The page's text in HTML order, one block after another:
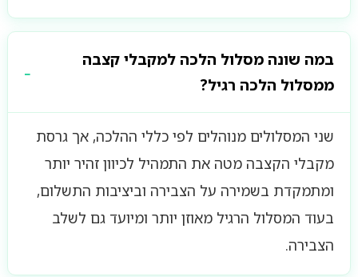
במה שונה מסלול הלכה למקבלי קצבה
ממסלול הלכה רגיל?
שני המסלולים מנוהלים לפי כללי ההלכה, אך גרסת
מקבלי הקצבה מטה את התמהיל לכיוון זהיר יותר
ומתמקדת בשמירה על הצבירה וביציבות התשלום,
בעוד המסלול הרגיל מאוזן יותר ומיועד גם לשלב
הצבירה.